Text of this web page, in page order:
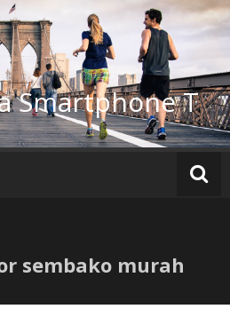
Smartphone T
sembako murah